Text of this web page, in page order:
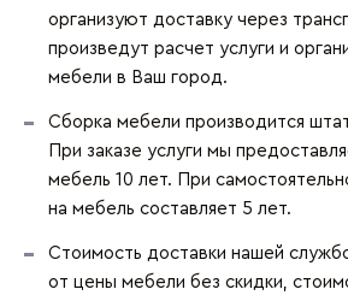
организуют доставку через
произведут расчет услуги и
мебели в Ваш город.
Сборка мебели производится
При заказе услуги мы
мебель 10 лет. При
на мебель составляет 5 лет.
Стоимость доставки нашей
от цены мебели без скидки,